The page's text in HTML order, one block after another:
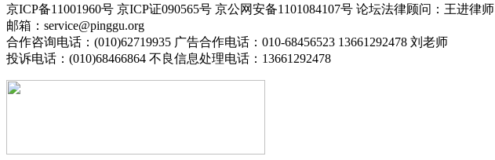
京ICP备11001960号 京ICP证090565号 京公网安备1101084107号 论坛法律顾问：王进律师
邮箱：service@pinggu.org
合作咨询电话：(010)62719935 广告合作电话：010-68456523 13661292478 刘老师
投诉电话：(010)68466864 不良信息处理电话：13661292478